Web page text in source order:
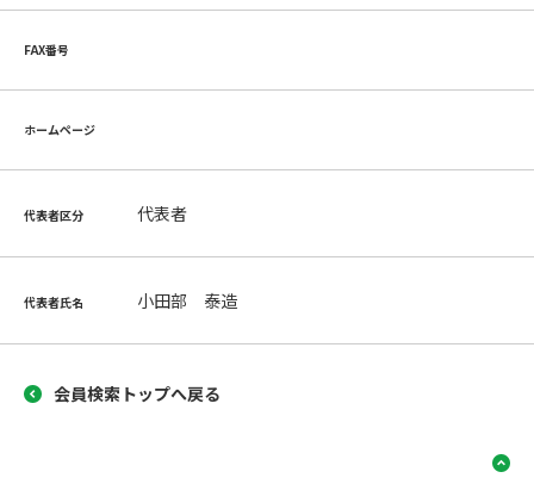
FAX番号
ホームページ
代表者区分 代表者
代表者氏名 小田部 泰造
会員検索トップへ戻る